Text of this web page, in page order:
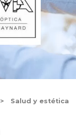
Salud y estética